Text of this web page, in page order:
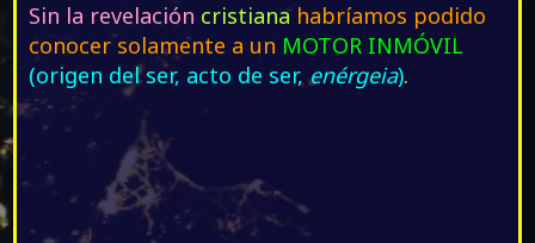
Sin la revelación cristiana habríamos podido
conocer solamente a un MOTOR INMÓVIL
(origen del ser, acto de ser,enérgeia).